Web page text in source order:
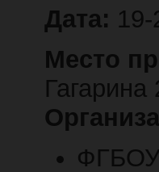
Дата:
Место